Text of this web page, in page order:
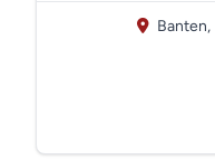
Banten,